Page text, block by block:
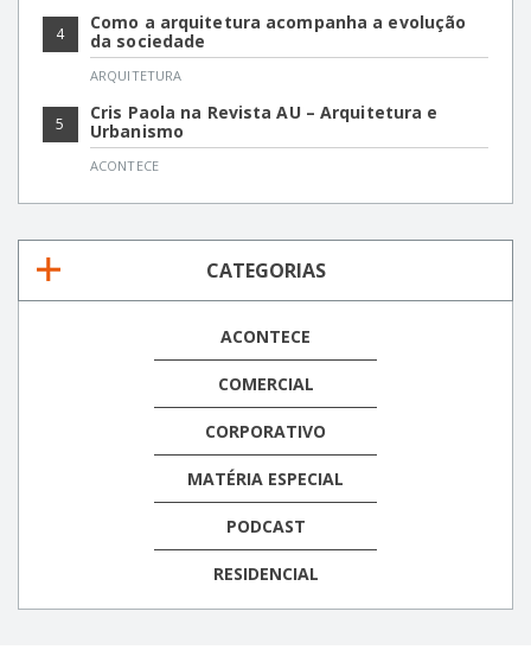
4
Como a arquitetura acompanha a evolução
da sociedade
ARQUITETURA
5
Cris Paola na Revista AU – Arquitetura e
Urbanismo
ACONTECE
CATEGORIAS
ACONTECE
COMERCIAL
CORPORATIVO
MATÉRIA ESPECIAL
PODCAST
RESIDENCIAL